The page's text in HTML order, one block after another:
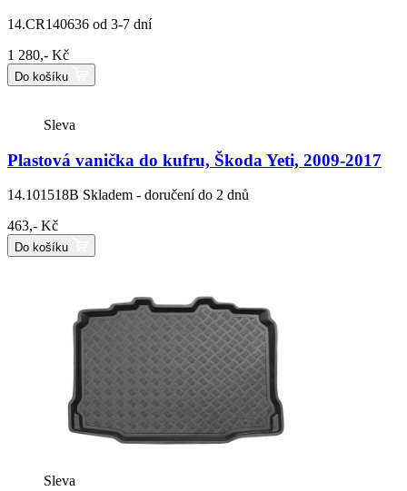
14.CR140636 od 3-7 dní
1 280,- Kč
Do košíku
Sleva
Plastová vanička do kufru, Škoda Yeti, 2009-2017
14.101518B Skladem - doručení do 2 dnů
463,- Kč
Do košíku
Sleva